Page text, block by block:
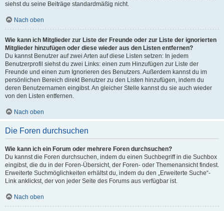
siehst du seine Beiträge standardmäßig nicht.
Nach oben
Wie kann ich Mitglieder zur Liste der Freunde oder zur Liste der ignorierten
Mitglieder hinzufügen oder diese wieder aus den Listen entfernen?
Du kannst Benutzer auf zwei Arten auf diese Listen setzen: In jedem
Benutzerprofil siehst du zwei Links: einen zum Hinzufügen zur Liste der
Freunde und einen zum Ignorieren des Benutzers. Außerdem kannst du im
persönlichen Bereich direkt Benutzer zu den Listen hinzufügen, indem du
deren Benutzernamen eingibst. An gleicher Stelle kannst du sie auch wieder
von den Listen entfernen.
Nach oben
Die Foren durchsuchen
Wie kann ich ein Forum oder mehrere Foren durchsuchen?
Du kannst die Foren durchsuchen, indem du einen Suchbegriff in die Suchbox
eingibst, die du in der Foren-Übersicht, der Foren- oder Themenansicht findest.
Erweiterte Suchmöglichkeiten erhältst du, indem du den „Erweiterte Suche“-
Link anklickst, der von jeder Seite des Forums aus verfügbar ist.
Nach oben